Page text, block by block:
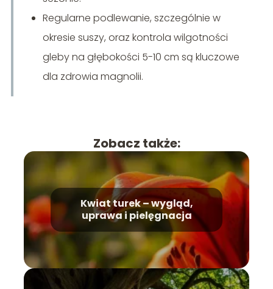
Regularne podlewanie, szczególnie w
okresie suszy, oraz kontrola wilgotności
gleby na głębokości 5-10 cm są kluczowe
dla zdrowia magnolii.
Zobacz także:
Kwiat turek – wygląd,
uprawa i pielęgnacja